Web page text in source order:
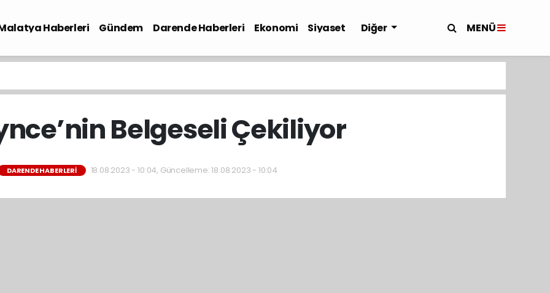
Haberleri Gündem Darende Haberleri Ekonomi Siyaset Diğer MENÜ
Belgeseli Çekiliyor
DARENDE HABERLERI 18.08.2023 - 10:04, Güncelleme: 18.08.2023 - 10:04